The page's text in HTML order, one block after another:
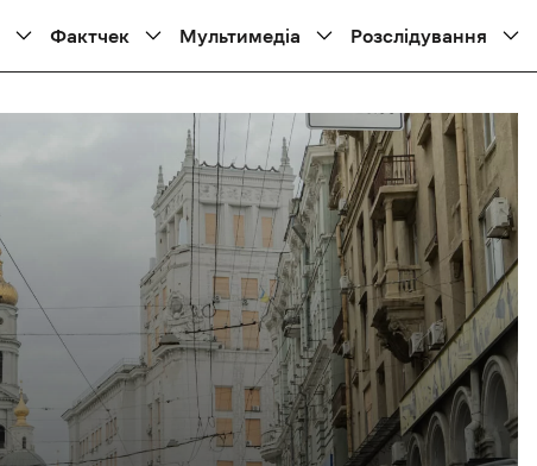
Фактчек Мультимедіа Розслідування